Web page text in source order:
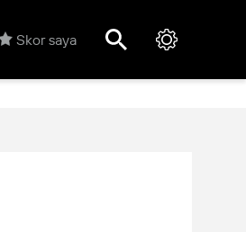
Skor saya